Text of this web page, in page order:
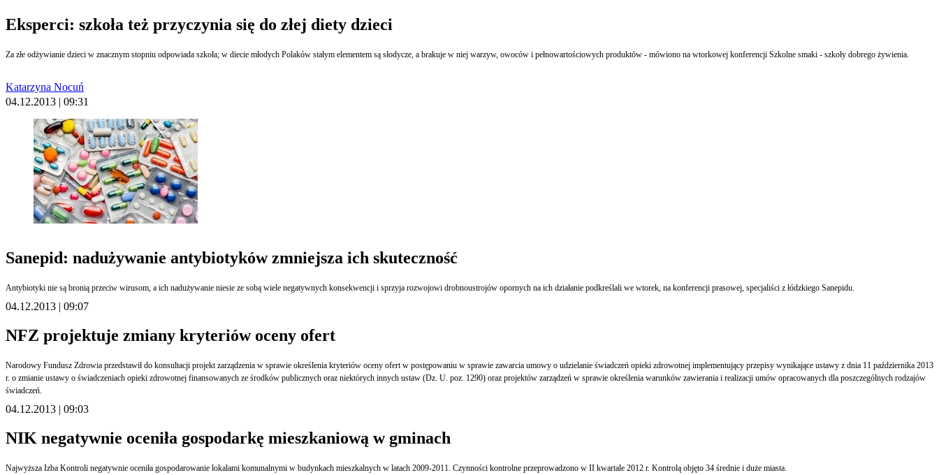
Eksperci: szkoła też przyczynia się do złej diety dzieci
Za złe odżywianie dzieci w znacznym stopniu odpowiada szkoła; w diecie młodych Polaków stałym elementem są słodycze, a brakuje w niej warzyw, owoców i pełnowartościowych produktów - mówiono na wtorkowej konferencji Szkolne smaki - szkoły dobrego żywienia.
Katarzyna Nocuń
04.12.2013 | 09:31
Sanepid: nadużywanie antybiotyków zmniejsza ich skuteczność
Antybiotyki nie są bronią przeciw wirusom, a ich nadużywanie niesie ze sobą wiele negatywnych konsekwencji i sprzyja rozwojowi drobnoustrojów opornych na ich działanie podkreślali we wtorek, na konferencji prasowej, specjaliści z łódzkiego Sanepidu.
04.12.2013 | 09:07
NFZ projektuje zmiany kryteriów oceny ofert
Narodowy Fundusz Zdrowia przedstawił do konsultacji projekt zarządzenia w sprawie określenia kryteriów oceny ofert w postępowaniu w sprawie zawarcia umowy o udzielanie świadczeń opieki zdrowotnej implementujący przepisy wynikające ustawy z dnia 11 października 2013
r. o zmianie ustawy o świadczeniach opieki zdrowotnej finansowanych ze środków publicznych oraz niektórych innych ustaw (Dz. U. poz. 1290) oraz projektów zarządzeń w sprawie określenia warunków zawierania i realizacji umów opracowanych dla poszczególnych rodzajów
świadczeń.
04.12.2013 | 09:03
NIK negatywnie oceniła gospodarkę mieszkaniową w gminach
Najwyższa Izba Kontroli negatywnie oceniła gospodarowanie lokalami komunalnymi w budynkach mieszkalnych w latach 2009-2011. Czynności kontrolne przeprowadzono w II kwartale 2012 r. Kontrolą objęto 34 średnie i duże miasta.